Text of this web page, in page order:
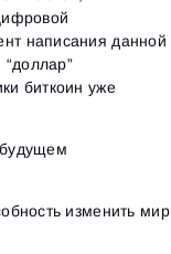
написания данной
биткоин уже
изменить мир